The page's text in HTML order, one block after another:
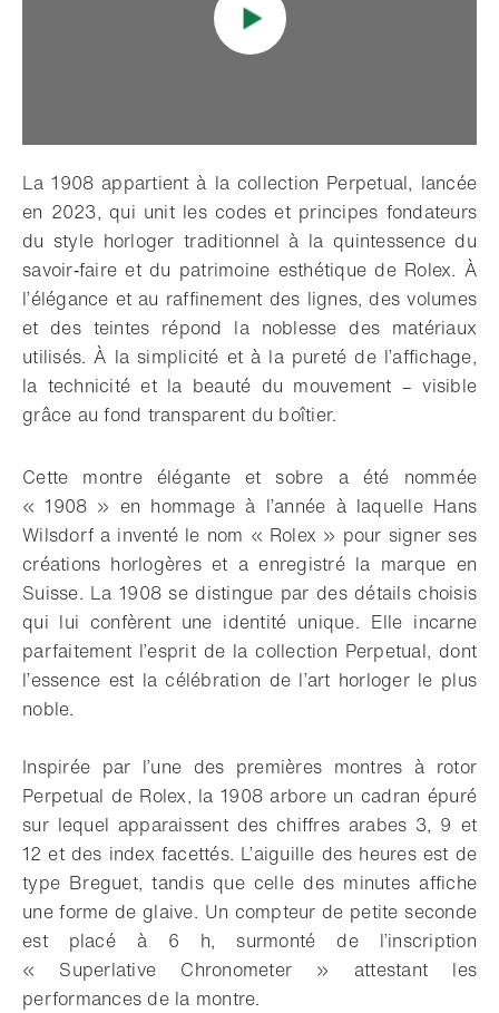
La 1908 appartient à la collection Perpetual, lancée
en 2023, qui unit les codes et principes fondateurs
du style horloger traditionnel à la quintessence du
savoir‑faire et du patrimoine esthétique de Rolex. À
l’élégance et au raffinement des lignes, des volumes
et des teintes répond la noblesse des matériaux
utilisés. À la simplicité et à la pureté de l’affichage,
la technicité et la beauté du mouvement – visible
grâce au fond transparent du boîtier.
Cette montre élégante et sobre a été nommée
« 1908 » en hommage à l’année à laquelle Hans
Wilsdorf a inventé le nom « Rolex » pour signer ses
créations horlogères et a enregistré la marque en
Suisse. La 1908 se distingue par des détails choisis
qui lui confèrent une identité unique. Elle incarne
parfaitement l’esprit de la collection Perpetual, dont
l’essence est la célébration de l’art horloger le plus
noble.
Inspirée par l’une des premières montres à rotor
Perpetual de Rolex, la 1908 arbore un cadran épuré
sur lequel apparaissent des chiffres arabes 3, 9 et
12 et des index facettés. L’aiguille des heures est de
type Breguet, tandis que celle des minutes affiche
une forme de glaive. Un compteur de petite seconde
est placé à 6 h, surmonté de l’inscription
« Superlative Chronometer » attestant les
performances de la montre.